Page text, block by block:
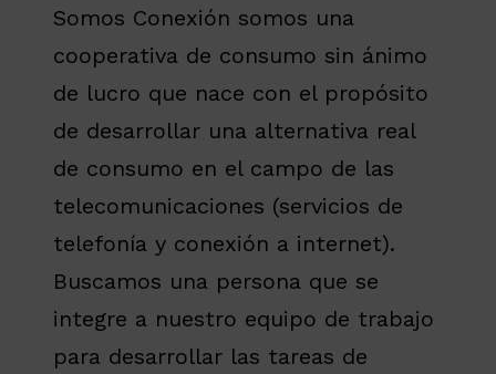
Somos Conexión somos una
cooperativa de consumo sin ánimo
de lucro que nace con el propósito
de desarrollar una alternativa real
de consumo en el campo de las
telecomunicaciones (servicios de
telefonía y conexión a internet).
Buscamos una persona que se
integre a nuestro equipo de trabajo
para desarrollar las tareas de